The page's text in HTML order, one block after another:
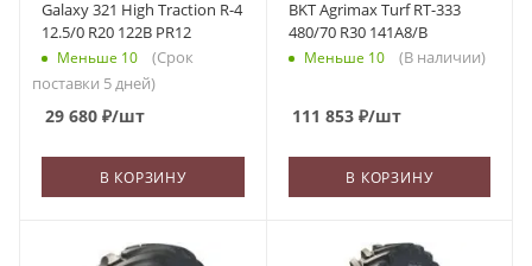
Galaxy 321 High Traction R-4
12.5/0 R20 122B PR12
Меньше 10
(Срок
поставки 5 дней)
29 680 ₽/шт
В КОРЗИНУ
BKT Agrimax Turf RT-333
480/70 R30 141A8/B
Меньше 10 (В наличии)
111 853₽/шт
В КОРЗИНУ